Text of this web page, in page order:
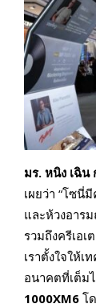
มร. หนิง เฉิน
เผยว่า “โซนี่
และห้วงอาร
รวมถึงครีเอ
เราตั้งใจให้
อนาคตที่เต็ม
1000XM6 โ